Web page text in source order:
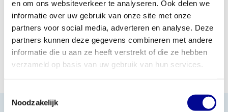
en om ons websiteverkeer te analyseren. Ook delen we
informatie over uw gebruik van onze site met onze
partners voor social media, adverteren en analyse. Deze
partners kunnen deze gegevens combineren met andere
informatie die u aan ze heeft verstrekt of die ze hebben
verzameld op basis van uw gebruik van hun services.
Noodzakelijk
MEER DAN 28 JAAR
ERVARING
BESTE PRIJZEN EN
MOOISTE APPARATUUR
INFORMATIE
Geen informatie gevonden